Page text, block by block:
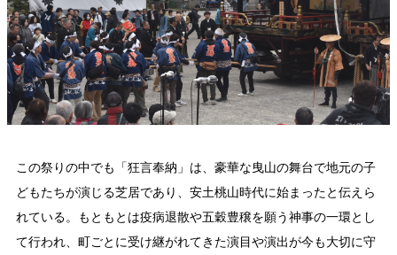
この祭りの中でも「狂言奉納」は、豪華な曳山の舞台で地元の子
どもたちが演じる芝居であり、安土桃山時代に始まったと伝えら
れている。もともとは疫病退散や五穀豊穣を願う神事の一環とし
て行われ、町ごとに受け継がれてきた演目や演出が今も大切に守